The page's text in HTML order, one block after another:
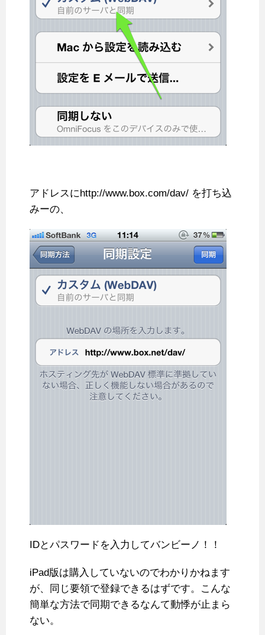
アドレスにhttp://www.box.com/dav/ を打ち込
みーの、
IDとパスワードを入力してバンビーノ！！
iPad版は購入していないのでわかりかねます
が、同じ要領で登録できるはずです。こんな
簡単な方法で同期できるなんて動悸が止まら
ない。